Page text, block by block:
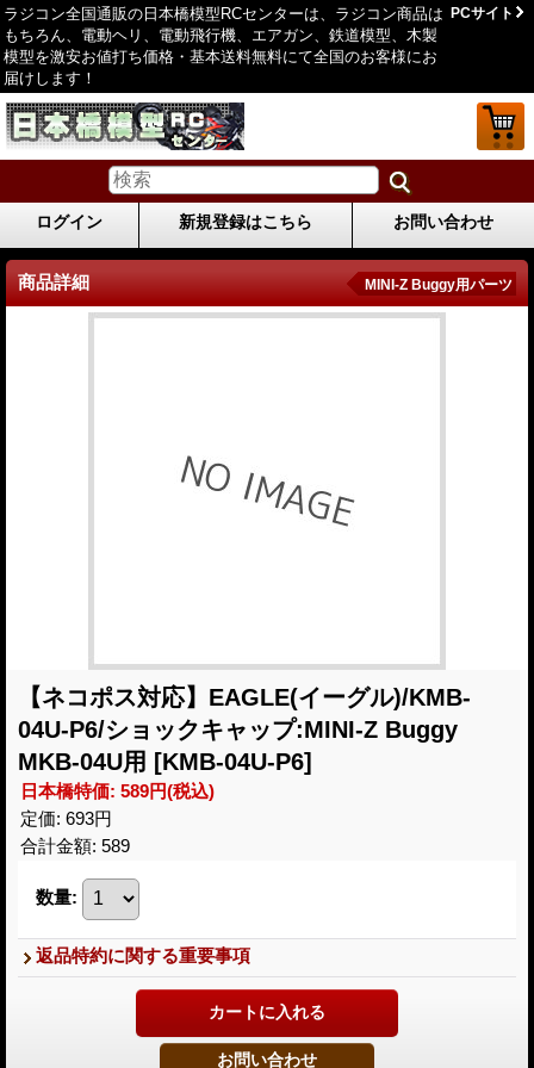
ラジコン全国通販の日本橋模型RCセンターは、ラジコン商品は
もちろん、電動ヘリ、電動飛行機、エアガン、鉄道模型、木製
模型を激安お値打ち価格・基本送料無料にて全国のお客様にお
届けします！
PCサイト
ログイン 新規登録はこちら お問い合わせ
商品詳細 MINI-Z Buggy用パーツ
【ネコポス対応】EAGLE(イーグル)/KMB-
04U-P6/ショックキャップ:MINI-Z Buggy
MKB-04U用 [KMB-04U-P6]
日本橋特価: 589円(税込)
定価: 693円
合計金額: 589
数量:
返品特約に関する重要事項